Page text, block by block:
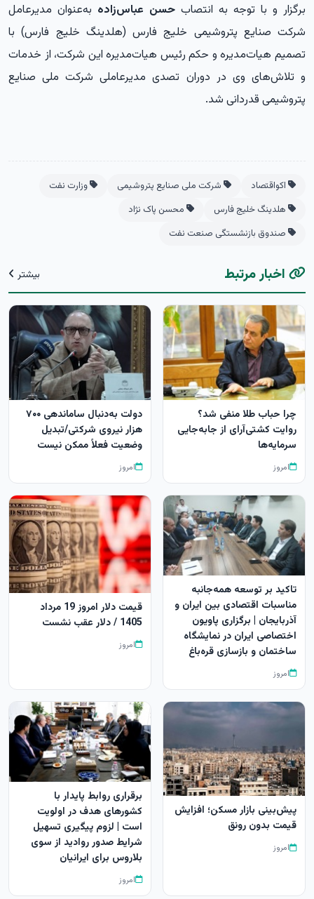
برگزار و با توجه به انتصاب حسن عباس‌زاده به‌عنوان مدیرعامل
شرکت صنایع پتروشیمی خلیج فارس (هلدینگ خلیج فارس) با
تصمیم هیات‌مدیره و حکم رئیس هیات‌مدیره این شرکت، از خدمات
و تلاش‌های وی در دوران تصدی مدیرعاملی شرکت ملی صنایع
پتروشیمی قدردانی شد.
اکواقتصاد شرکت ملی صنایع پتروشیمی
وزارت نفت
هلدینگ خلیج فارس
محسن پاک نژاد
صندوق بازنشستگی صنعت نفت
اخبار مرتبط بیشتر
چرا حباب طلا منفی شد؟
روایت کشتی‌آرای از جابه‌جایی
سرمایه‌ها
امروز
دولت به‌دنبال ساماندهی ۷۰۰
هزار نیروی شرکتی/تبدیل
وضعیت فعلاً ممکن نیست
امروز
تاکید بر توسعه همه‌جانبه
مناسبات اقتصادی بین ایران و
آذربایجان | برگزاری پاویون
اختصاصی ایران در نمایشگاه
ساختمان و بازسازی قره‌باغ
امروز
قیمت دلار امروز 19 مرداد
1405 / دلار عقب نشست
امروز
پیش‌بینی بازار مسکن؛ افزایش
قیمت بدون رونق
امروز
برقراری روابط پایدار با
کشورهای هدف در اولویت
است | لزوم پیگیری تسهیل
شرایط صدور روادید از سوی
بلاروس برای ایرانیان
امروز